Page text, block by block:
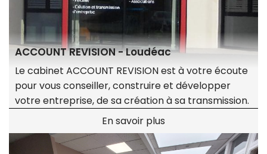
ACCOUNT REVISION - Loudéac
Le cabinet ACCOUNT REVISION est à votre écoute
pour vous conseiller, construire et développer
votre entreprise, de sa création à sa transmission.
En savoir plus